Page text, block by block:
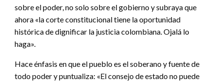
sobre el poder, no solo sobre el gobierno y subraya que
ahora «la corte constitucional tiene la oportunidad
histórica de dignificar la justicia colombiana. Ojalá lo
haga».
Hace énfasis en que el pueblo es el soberano y fuente de
todo poder y puntualiza: «El consejo de estado no puede